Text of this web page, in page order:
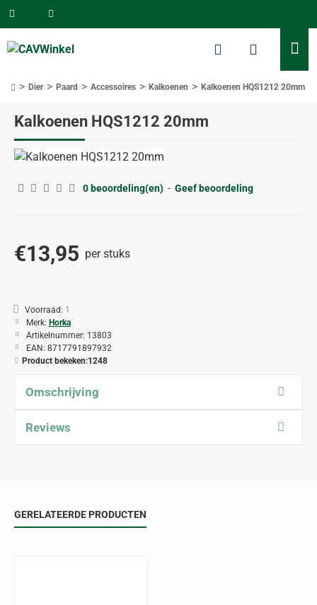
Kalkoenen HQS1212 20mm
Dier Paard Accessoires Kalkoenen Kalkoenen HQS1212 20mm
0 beoordeling(en) - Geef beoordeling
€13,95 per stuks
Voorraad: 1
Merk: Horka
Artikelnummer: 13803
EAN: 8717791897932
Product bekeken:1248
Omschrijving
Reviews
GERELATEERDE PRODUCTEN